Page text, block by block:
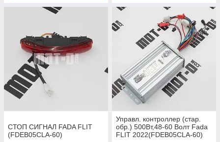
СТОП СИГНАЛ FADA FLIT
(FDEB05CLA-60)
Управл. контроллер (стар.
обр.) 500Вт,48-60 Волт Fada
FLIT 2022(FDEB05CLA-60)